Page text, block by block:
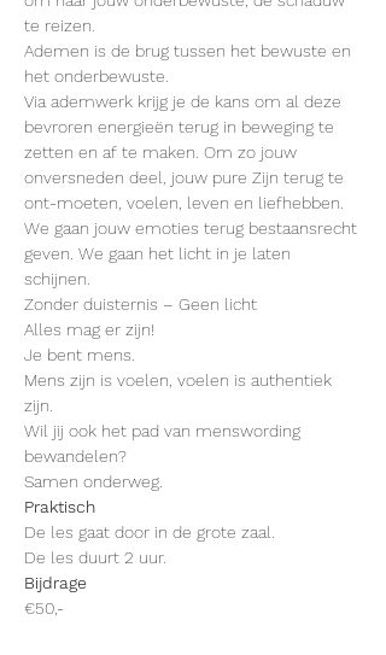
te reizen.
Ademen is de brug tussen het bewuste en
het onderbewuste.
Via ademwerk krijg je de kans om al deze
bevroren energieën terug in beweging te
zetten en af te maken. Om zo jouw
onversneden deel, jouw pure Zijn terug te
ont-moeten, voelen, leven en liefhebben.
We gaan jouw emoties terug bestaansrecht
geven. We gaan het licht in je laten
schijnen.
Zonder duisternis – Geen licht
Alles mag er zijn!
Je bent mens.
Mens zijn is voelen, voelen is authentiek
zijn.
Wil jij ook het pad van menswording
bewandelen?
Samen onderweg.
Praktisch
De les gaat door in de grote zaal.
De les duurt 2 uur.
Bijdrage
€50,-